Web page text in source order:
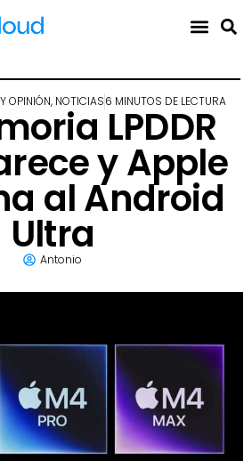
OPINIÓN, NOTICIAS6 MINUTOS DE LECTURA
LPDDR
y Apple
al Android
Ultra
Antonio